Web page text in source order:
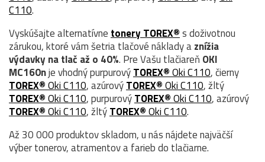
C110.
Vyskúšajte alternatívne tonery TOREX®s doživotnou
zárukou, ktoré vám šetria tlačové náklady aznížia
výdavky na tlač až o 40%. Pre Vašu tlačiareň OKI
MC160nje vhodný purpurovýTOREX®Oki C110, čierny
TOREX®Oki C110, azúrovýTOREX®Oki C110, žltý
TOREX®Oki C110, purpurovýTOREX®Oki C110, azúrový
TOREX®Oki C110, žltýTOREX®Oki C110.
Až 30 000 produktov skladom, u nás nájdete najväčší
výber tonerov, atramentov a farieb do tlačiarne.